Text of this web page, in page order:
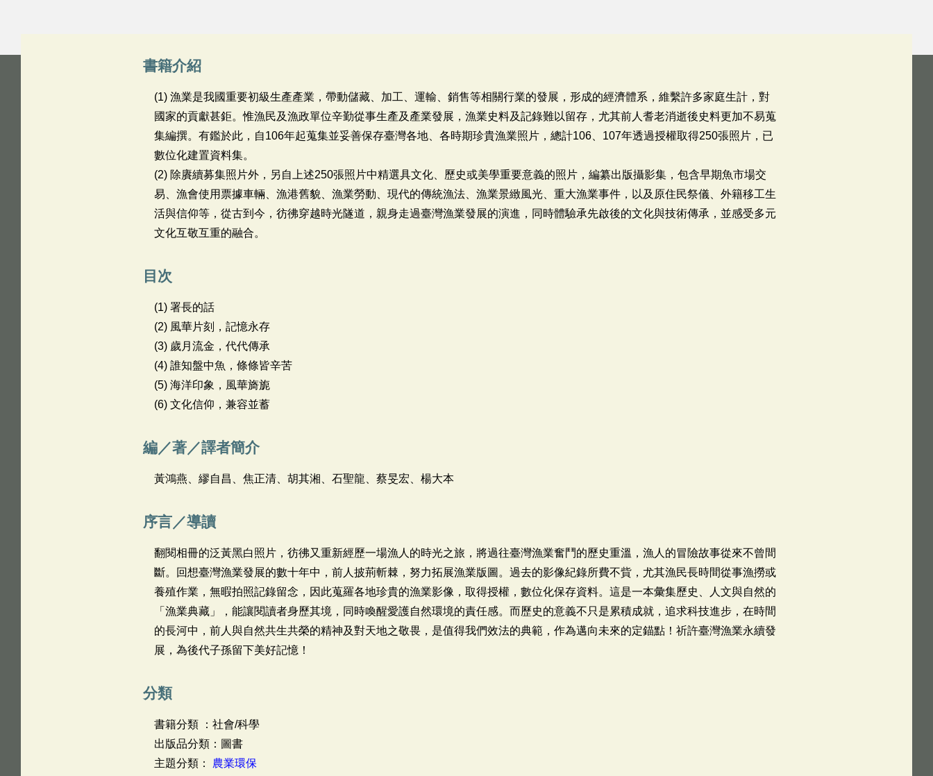
書籍介紹
(1) 漁業是我國重要初級生產產業，帶動儲藏、加工、運輸、銷售等相關行業的發展，形成的經濟體系，維繫許多家庭生計，對
國家的貢獻甚鉅。惟漁民及漁政單位辛勤從事生產及產業發展，漁業史料及記錄難以留存，尤其前人耆老消逝後史料更加不易蒐
集編撰。有鑑於此，自106年起蒐集並妥善保存臺灣各地、各時期珍貴漁業照片，總計106、107年透過授權取得250張照片，已
數位化建置資料集。
(2) 除賡續募集照片外，另自上述250張照片中精選具文化、歷史或美學重要意義的照片，編纂出版攝影集，包含早期魚市場交
易、漁會使用票據車輛、漁港舊貌、漁業勞動、現代的傳統漁法、漁業景緻風光、重大漁業事件，以及原住民祭儀、外籍移工生
活與信仰等，從古到今，彷彿穿越時光隧道，親身走過臺灣漁業發展的演進，同時體驗承先啟後的文化與技術傳承，並感受多元
文化互敬互重的融合。
目次
(1) 署長的話
(2) 風華片刻，記憶永存
(3) 歲月流金，代代傳承
(4) 誰知盤中魚，條條皆辛苦
(5) 海洋印象，風華旖旎
(6) 文化信仰，兼容並蓄
編／著／譯者簡介
黃鴻燕、繆自昌、焦正清、胡其湘、石聖龍、蔡旻宏、楊大本
序言／導讀
翻閱相冊的泛黃黑白照片，彷彿又重新經歷一場漁人的時光之旅，將過往臺灣漁業奮鬥的歷史重溫，漁人的冒險故事從來不曾間
斷。回想臺灣漁業發展的數十年中，前人披荊斬棘，努力拓展漁業版圖。過去的影像紀錄所費不貲，尤其漁民長時間從事漁撈或
養殖作業，無暇拍照記錄留念，因此蒐羅各地珍貴的漁業影像，取得授權，數位化保存資料。這是一本彙集歷史、人文與自然的
「漁業典藏」，能讓閱讀者身歷其境，同時喚醒愛護自然環境的責任感。而歷史的意義不只是累積成就，追求科技進步，在時間
的長河中，前人與自然共生共榮的精神及對天地之敬畏，是值得我們效法的典範，作為邁向未來的定錨點！祈許臺灣漁業永續發
展，為後代子孫留下美好記憶！
分類
書籍分類 ：社會/科學
出版品分類：圖書
主題分類： 農業環保